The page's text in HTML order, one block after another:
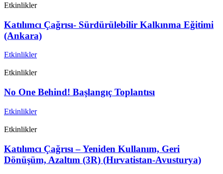
Etkinlikler
Katılımcı Çağrısı- Sürdürülebilir Kalkınma Eğitimi
(Ankara)
Etkinlikler
Etkinlikler
No One Behind! Başlangıç Toplantısı
Etkinlikler
Etkinlikler
Katılımcı Çağrısı – Yeniden Kullanım, Geri
Dönüşüm, Azaltım (3R) (Hırvatistan-Avusturya)